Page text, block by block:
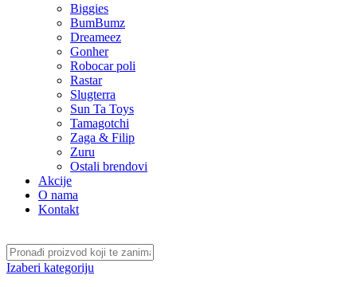
Biggies
BumBumz
Dreameez
Gonher
Robocar poli
Rastar
Slugterra
Sun Ta Toys
Tamagotchi
Zaga & Filip
Zuru
Ostali brendovi
Akcije
O nama
Kontakt
Izaberi kategoriju